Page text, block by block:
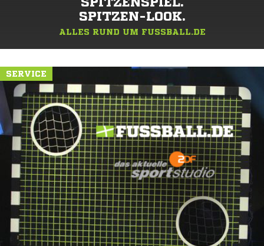
SPITZEN-LOOK.
ALLES RUND UM FUSSBALL.DE
SERVICE